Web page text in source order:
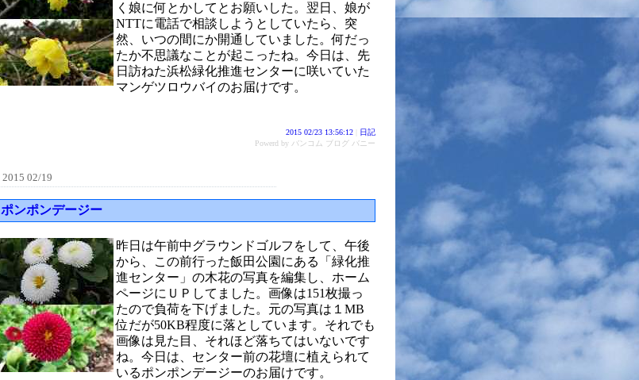
く娘に何とかしてとお願いした。翌日、娘が
NTTに電話で相談しようとしていたら、突
然、いつの間にか開通していました。何だっ
たか不思議なことが起こったね。今日は、先
日訪ねた浜松緑化推進センターに咲いていた
マンゲツロウバイのお届けです。
2015 02/23 13:56:12
日記
Powerd by バンコム ブログ バニー
2015 02/19
ポンポンデージー
昨日は午前中グラウンドゴルフをして、午後
から、この前行った飯田公園にある「緑化推
進センター」の木花の写真を編集し、ホーム
ページにＵＰしてました。画像は151枚撮っ
たので負荷を下げました。元の写真は１MB
位だが50KB程度に落としています。それでも
画像は見た目、それほど落ちてはいないです
ね。今日は、センター前の花壇に植えられて
いるポンポンデージーのお届けです。